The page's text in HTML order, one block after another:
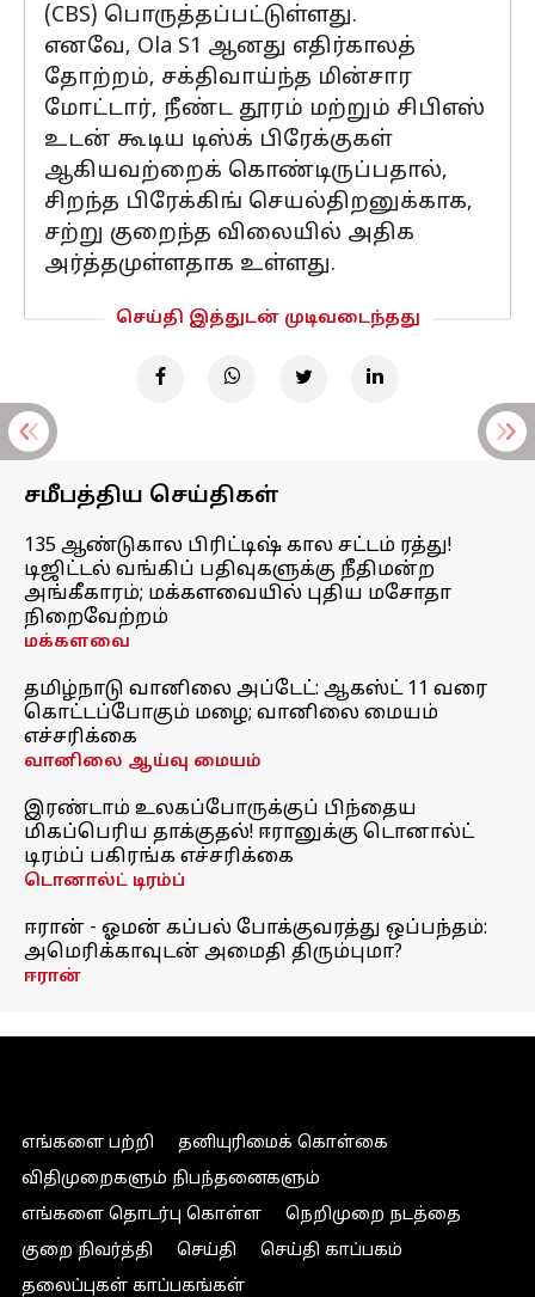
(CBS) பொருத்தப்பட்டுள்ளது.
எனவே, Ola S1 ஆனது எதிர்காலத்
தோற்றம், சக்திவாய்ந்த மின்சார
மோட்டார், நீண்ட தூரம் மற்றும் சிபிஎஸ்
உடன் கூடிய டிஸ்க் பிரேக்குகள்
ஆகியவற்றைக் கொண்டிருப்பதால்,
சிறந்த பிரேக்கிங் செயல்திறனுக்காக,
சற்று குறைந்த விலையில் அதிக
அர்த்தமுள்ளதாக உள்ளது.
செய்தி இத்துடன் முடிவடைந்தது
சமீபத்திய செய்திகள்
135 ஆண்டுகால பிரிட்டிஷ் கால சட்டம் ரத்து!
டிஜிட்டல் வங்கிப் பதிவுகளுக்கு நீதிமன்ற
அங்கீகாரம்; மக்களவையில் புதிய மசோதா
நிறைவேற்றம்
மக்களவை
தமிழ்நாடு வானிலை அப்டேட்: ஆகஸ்ட் 11 வரை
கொட்டப்போகும் மழை; வானிலை மையம்
எச்சரிக்கை
வானிலை ஆய்வு மையம்
இரண்டாம் உலகப்போருக்குப் பிந்தைய
மிகப்பெரிய தாக்குதல்! ஈரானுக்கு டொனால்ட்
டிரம்ப் பகிரங்க எச்சரிக்கை
டொனால்ட் டிரம்ப்
ஈரான் - ஓமன் கப்பல் போக்குவரத்து ஒப்பந்தம்:
அமெரிக்காவுடன் அமைதி திரும்புமா?
ஈரான்
எங்களை பற்றி
தனியுரிமைக் கொள்கை
விதிமுறைகளும் நிபந்தனைகளும்
எங்களை தொடர்பு கொள்ள
நெறிமுறை நடத்தை
குறை நிவர்த்தி
செய்தி
செய்தி காப்பகம்
தலைப்புகள் காப்பகங்கள்